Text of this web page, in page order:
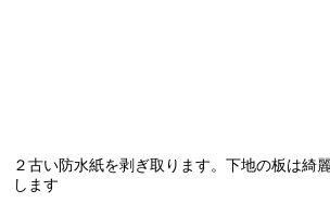
２古い防水紙を剥ぎ取ります。下地の板は綺
します